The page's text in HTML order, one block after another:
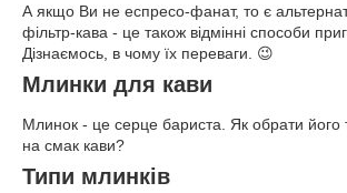
А якщо Ви не еспресо-фанат, то є
фільтр-кава - це також відмінні способи
Дізнаємось, в чому їх переваги. 😉
Млинки для кави
Млинок - це серце бариста. Як обрати його
на смак кави?
Типи млинків